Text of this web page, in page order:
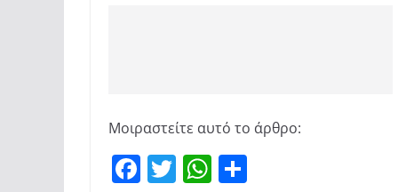
Μοιραστείτε αυτό το άρθρο:
F T W